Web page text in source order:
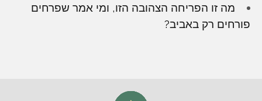
מה זו הפריחה הצהובה הזו, ומי אמר שפרחים
פורחים רק באביב?